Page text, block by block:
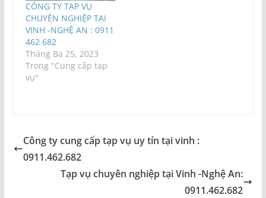
CÔNG TY TẠP VỤ
CHUYÊN NGHIỆP TẠI
VINH -NGHỆ AN : 0911
462 682
Tháng Ba 25, 2023
Trong "Cung cấp tạp
vụ"
Công ty cung cấp tạp vụ uy tín tại vinh :
0911.462.682
Tạp vụ chuyên nghiệp tại Vinh -Nghệ An:
0911.462.682